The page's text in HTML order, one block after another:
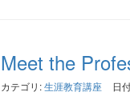
Meet the
カテゴリ:生涯教育講座 日